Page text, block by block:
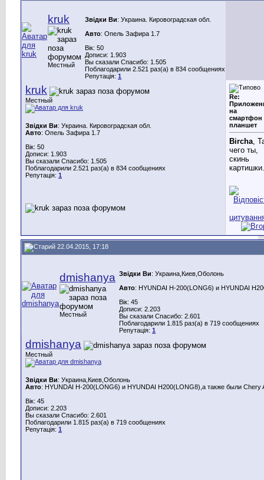
kruk
Местный
Звідки Ви: Украина. Кировоградская обл.
Авто: Опель Зафира 1.7
Вік: 50
Дописи: 1.903
Вы сказали Спасибо: 1.505
Поблагодарили 2.521 раз(а) в 834 сообщениях
Репутація: 1
kruk
Местный
Звідки Ви: Украина. Кировоградская обл.
Авто: Опель Зафира 1.7
Вік: 50
Дописи: 1.903
Вы сказали Спасибо: 1.505
Поблагодарили 2.521 раз(а) в 834 сообщениях
Репутація: 1
Re:
на
смартфон
планшет
Bircha ,
чего ты,
скинь
картишки.
22.04.2015, 17:18
dmishanya
Местный
Звідки Ви: Украина,Киев,Оболонь
Авто: HYUNDAI H-200(LONG6) и HYUNDAI
Вік: 45
Дописи: 2.203
Вы сказали Спасибо: 2.601
Поблагодарили 1.815 раз(а) в 719 сообщениях
Репутація: 1
dmishanya
Местный
Звідки Ви: Украина,Киев,Оболонь
Авто: HYUNDAI H-200(LONG6) и HYUNDAI H200(LONG8),а также были Chery
Вік: 45
Дописи: 2.203
Вы сказали Спасибо: 2.601
Поблагодарили 1.815 раз(а) в 719 сообщениях
Репутація: 1